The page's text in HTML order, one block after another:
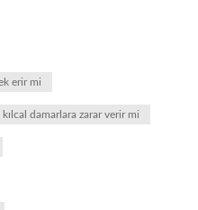
erir mi
kılcal damarlara zarar verir mi